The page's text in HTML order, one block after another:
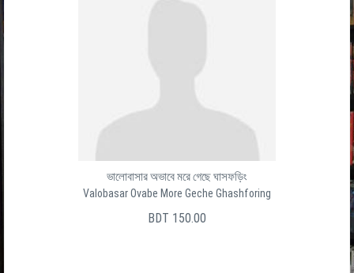
ভালোবাসার অভাবে মরে গেছে ঘাসফড়িং
Valobasar Ovabe More Geche Ghashforing
BDT 150.00